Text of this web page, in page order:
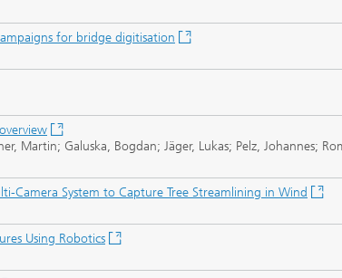
for bridge digitisation
Martin; Galuska, Bogdan; Jäger, Lukas; Pelz, Johannes;
Camera System to Capture Tree Streamlining in Wind
Using Robotics